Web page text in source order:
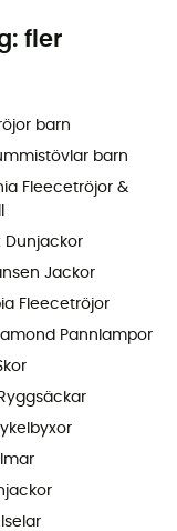
fler
barn
barn
Fleecetröjor &
Dunjackor
Jackor
Fleecetröjor
Pannlampor